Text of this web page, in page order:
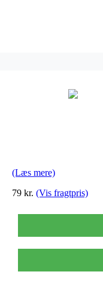
(Læs mere)
79 kr. (Vis fragtpris)